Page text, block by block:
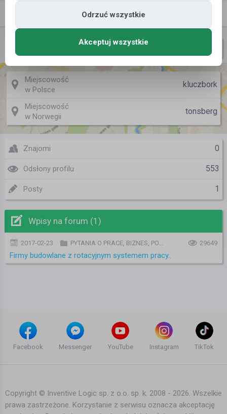
Nazwa użytkownika
Miejscowość
w Polsce
kluczbork
Miejscowość
w Norwegii
tonsberg
Znajomi 0
Odsłony profilu 553
Posty 1
Wpisy na forum (1)
2017-02-23 PYTANIA O PRACE, BIZNES, PODATKI, FORMALNOŚCI I URZĘDY 29649
Firmy budowlane z rotacyjnym systemem pracy..
Facebook Messenger YouTube Instagram TikTok
Copyright © Inventive Logic sp. z o.o. sp. k. 2008 - 2026. Wszelkie
prawa zastrzeżone. Korzystanie z serwisu oznacza akceptację
Odrzuć wszystkie
Akceptuj wszystkie